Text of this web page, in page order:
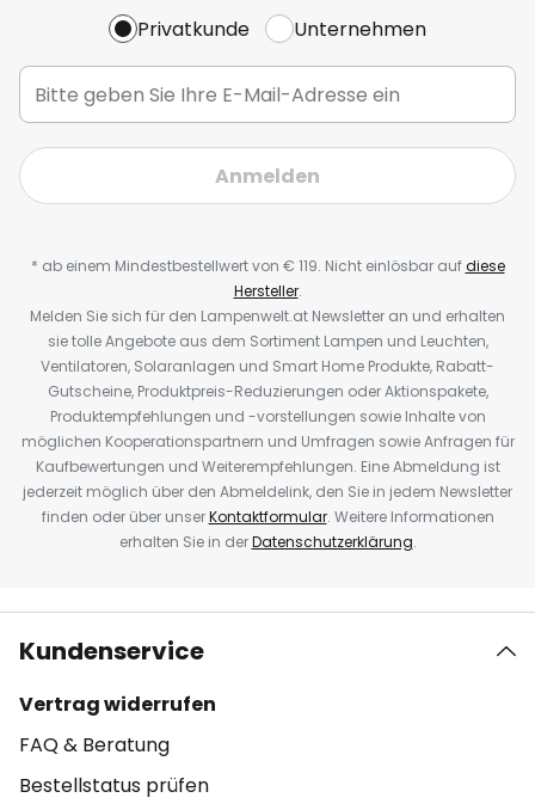
Privatkunde Unternehmen
Anmelden
* ab einem Mindestbestellwert von € 119. Nicht einlösbar aufdiese
Hersteller.
Melden Sie sich für den Lampenwelt.at Newsletter an und erhalten
sie tolle Angebote aus dem Sortiment Lampen und Leuchten,
Ventilatoren, Solaranlagen und Smart Home Produkte, Rabatt-
Gutscheine, Produktpreis-Reduzierungen oder Aktionspakete,
Produktempfehlungen und -vorstellungen sowie Inhalte von
möglichen Kooperationspartnern und Umfragen sowie Anfragen für
Kaufbewertungen und Weiterempfehlungen. Eine Abmeldung ist
jederzeit möglich über den Abmeldelink, den Sie in jedem Newsletter
finden oder über unserKontaktformular. Weitere Informationen
erhalten Sie in derDatenschutzerklärung.
Kundenservice
Vertrag widerrufen
FAQ & Beratung
Bestellstatus prüfen